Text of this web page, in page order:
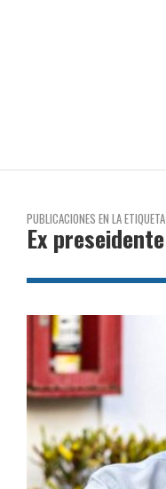
PUBLICACIONES EN LA ETIQUETA
Ex preseidente